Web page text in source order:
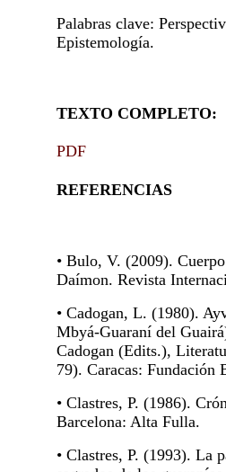
Palabras clave:
Epistemología.
TEXTO COMPLETO:
PDF
REFERENCIAS
• Bulo, V. (2009).
Daímon. Revista
• Cadogan, L. (1980).
Mbyá-Guaraní del
Cadogan (Edits.),
79). Caracas: Fundación
• Clastres, P. (1986).
Barcelona: Alta Fulla.
• Clastres, P. (1993). La